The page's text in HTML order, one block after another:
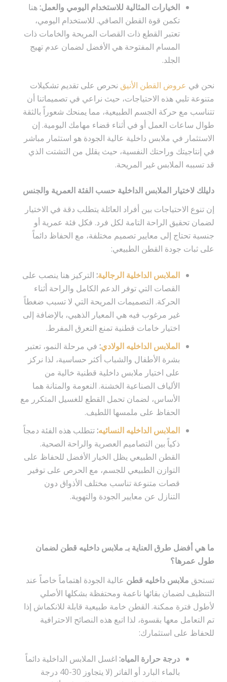
الخيارات المثالية للاستخدام اليومي والعمل: هنا
تكمن قوة القطن الصافي. للاستخدام اليومي،
تعتبر القطع ذات القصات المريحة والخامات ذات
المسام المفتوحة هي الأفضل لضمان عدم تهيج
الجلد.
نحن في عروض القطن الأنيق نحرص على تقديم تشكيلات
متنوعة تلبي هذه الاحتياجات، حيث نراعي في تصميماتنا أن
تتناسب مع حركة الجسم الطبيعية، مما يمنحك شعوراً بالثقة
طوال ساعات العمل أو في أثناء قضاء مهامك اليومية. إن
الاستثمار في ملابس داخلية عالية الجودة هو استثمار مباشر
في إنتاجيتك وراحتك النفسية، حيث يقلل من التشتت الذي
قد تسببه الملابس غير المريحة.
دليلك لاختيار الملابس الداخلية حسب الفئة العمرية والجنس
إن تنوع الاحتياجات بين أفراد العائلة يتطلب دقة في الاختيار
لضمان تحقيق الراحة التامة لكل فرد. فكل فئة عمرية أو
جنسية تحتاج إلى معايير تصميم مختلفة، مع الحفاظ دائماً
على ثبات جودة القطن الطبيعي:
الملابس الداخلية الرجالية: التركيز هنا ينصب على
القصات التي توفر الدعم الكامل والراحة أثناء
الحركة. التصميمات المريحة التي لا تسبب ضغطاً
غير مرغوب فيه هي المعيار الذهبي، بالإضافة إلى
اختيار خامات قطنية تمنع التعرق المفرط.
الملابس الداخليه الولادي: في مرحلة النمو، تعتبر
بشرة الأطفال والشباب أكثر حساسية، لذا نركز
على اختيار ملابس داخلية قطنية خالية من
الألياف الصناعية الخشنة. النعومة والمتانة هما
الأساس، لضمان تحمل القطع للغسيل المتكرر مع
الحفاظ على ملمسها اللطيف.
الملابس الداخليه النسائيه: تتطلب هذه الفئة دمجاً
ذكياً بين التصاميم العصرية والراحة الصحية.
القطن الطبيعي يظل الخيار الأفضل للحفاظ على
التوازن الطبيعي للجسم، مع الحرص على توفير
قصات متنوعة تناسب مختلف الأذواق دون
التنازل عن معايير الجودة والتهوية.
ما هي أفضل طرق العناية بـ ملابس داخليه قطن لضمان
طول عمرها؟
تستحق ملابس داخليه قطن عالية الجودة اهتماماً خاصاً عند
التنظيف لضمان بقائها ناعمة ومحتفظة بشكلها الأصلي
لأطول فترة ممكنة. القطن خامة طبيعية قابلة للانكماش إذا
تم التعامل معها بقسوة، لذا اتبع هذه النصائح الاحترافية
للحفاظ على استثمارك:
درجة حرارة المياه: اغسل الملابس الداخلية دائماً
بالماء البارد أو الفاتر (لا يتجاوز 30-40 درجة